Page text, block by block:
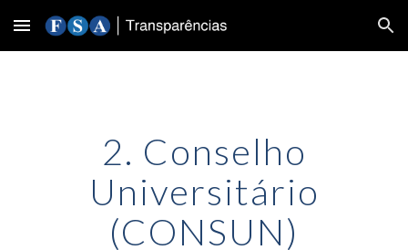
Skip to main content Skip to navigation
2. Conselho
Universitário
(CONSUN)